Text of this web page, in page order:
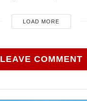
LOAD MORE
LEAVE COMMENT